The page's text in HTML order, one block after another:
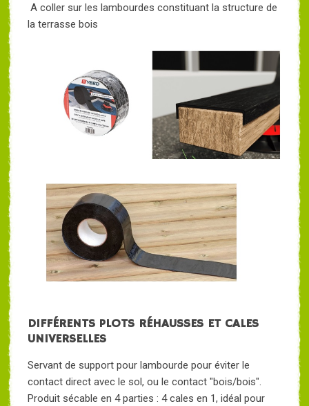
A coller sur les lambourdes constituant la structure de
la terrasse bois
DIFFÉRENTS PLOTS RÉHAUSSES ET CALES
UNIVERSELLES
Servant de support pour lambourde pour éviter le
contact direct avec le sol, ou le contact "bois/bois".
Produit sécable en 4 parties : 4 cales en 1, idéal pour